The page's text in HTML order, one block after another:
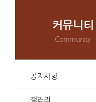
커뮤니티
Community
공지사항
갤러리